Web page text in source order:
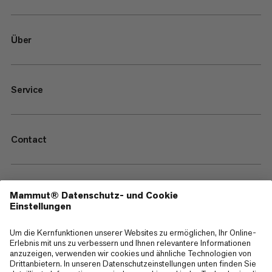
Über
Service
Contact
—